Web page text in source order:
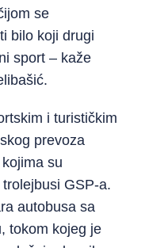
se
bilo koji drugi
sport – kaže
i turističkim
prevoza
su
GSP-a.
autobusa sa
tokom kojeg je